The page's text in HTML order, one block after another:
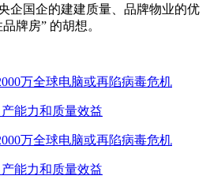
企国企的建建质量、品牌物业的优
牌房” 的胡想。
万全球电脑或再陷病毒危机
能力和质量效益
万全球电脑或再陷病毒危机
能力和质量效益